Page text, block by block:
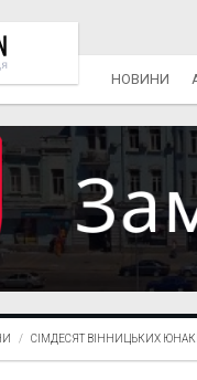
НОВИНИ
СІМДЕСЯТ ВІННИЦЬКИХ